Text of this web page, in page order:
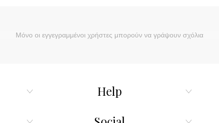
Μόνο οι εγγεγραμμένοι χρήστες μπορούν να γράψουν σχόλια
Help